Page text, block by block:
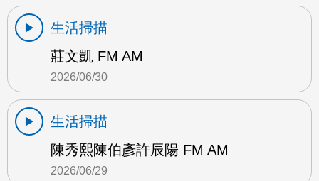
生活掃描
莊文凱 FM AM
2026/06/30
生活掃描
陳秀熙陳伯彥許辰陽 FM AM
2026/06/29